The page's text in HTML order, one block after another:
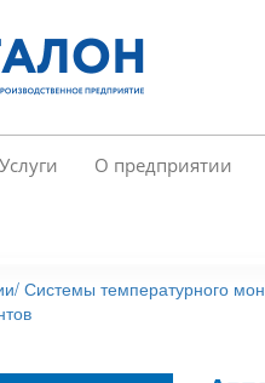
Услуги О предприятии
Системы температурного